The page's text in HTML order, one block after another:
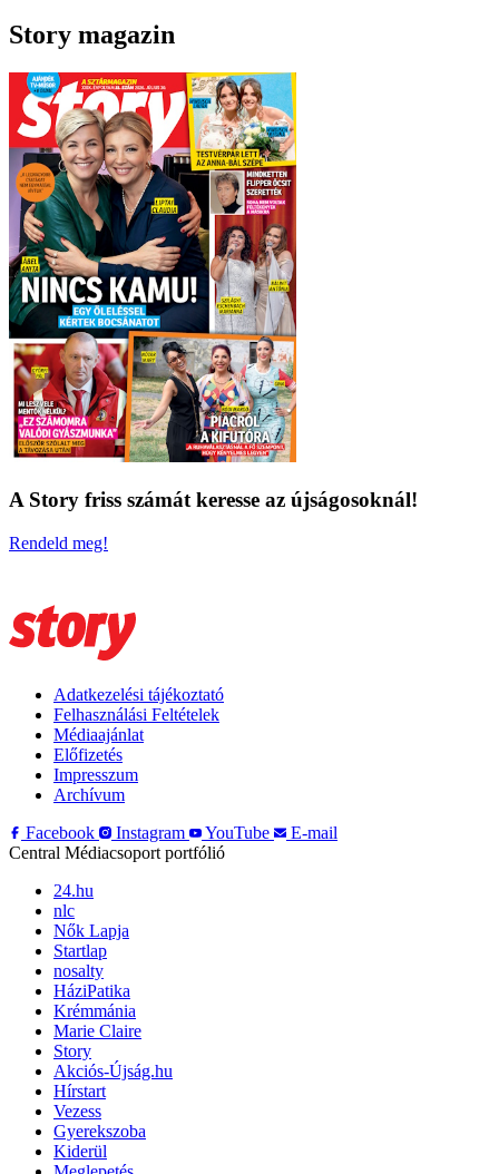
Story magazin
A Story friss számát keresse az újságosoknál!
Rendeld meg!
Adatkezelési tájékoztató
Felhasználási Feltételek
Médiaajánlat
Előfizetés
Impresszum
Archívum
Facebook
Instagram YouTube
E-mail
Central Médiacsoport portfólió
24.hu
nlc
Nők Lapja
Startlap
nosalty
HáziPatika
Krémmánia
Marie Claire
Story
Akciós-Újság.hu
Hírstart
Vezess
Gyerekszoba
Kiderül